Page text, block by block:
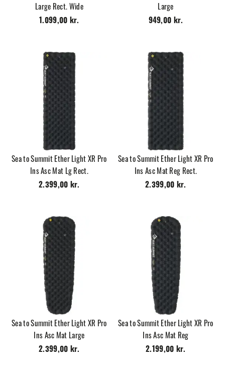
Large Rect. Wide
1.099,00 kr.
Large
949,00 kr.
Sea to Summit Ether Light XR Pro
Ins Asc Mat Lg Rect.
2.399,00 kr.
Sea to Summit Ether Light XR Pro
Ins Asc Mat Reg Rect.
2.399,00 kr.
Sea to Summit Ether Light XR Pro
Ins Asc Mat Large
2.399,00 kr.
Sea to Summit Ether Light XR Pro
Ins Asc Mat Reg
2.199,00 kr.